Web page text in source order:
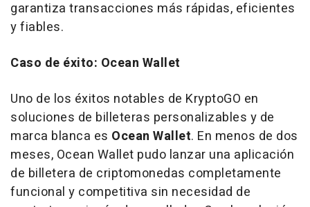
garantiza transacciones más rápidas, eficientes
y fiables.
Caso de éxito: Ocean Wallet
Uno de los éxitos notables de KryptoGO en
soluciones de billeteras personalizables y de
marca blanca es Ocean Wallet. En menos de dos
meses, Ocean Wallet pudo lanzar una aplicación
de billetera de criptomonedas completamente
funcional y competitiva sin necesidad de